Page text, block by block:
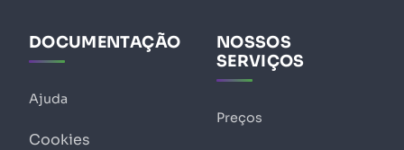
DOCUMENTAÇÃO
Ajuda
Cookies
NOSSOS
SERVIÇOS
Preços